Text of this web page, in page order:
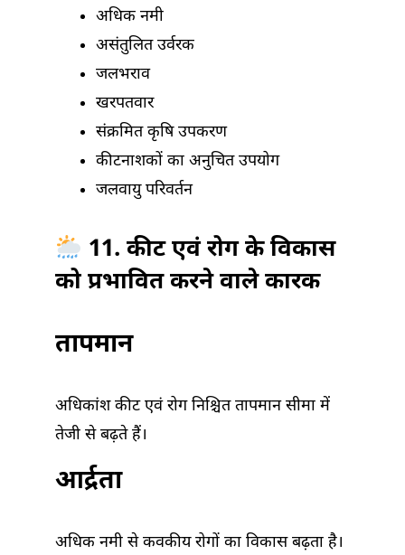
अधिक नमी
असंतुलित उर्वरक
जलभराव
खरपतवार
संक्रमित कृषि उपकरण
कीटनाशकों का अनुचित उपयोग
जलवायु परिवर्तन
11. कीट एवं रोग के विकास
को प्रभावित करने वाले कारक
तापमान
अधिकांश कीट एवं रोग निश्चित तापमान सीमा में
तेजी से बढ़ते हैं।
आर्द्रता
अधिक नमी से कवकीय रोगों का विकास बढ़ता है।